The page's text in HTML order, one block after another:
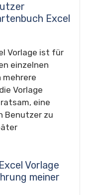
Excel
Vorlage ist für
einzelnen
mehrere
Vorlage
eine
Benutzer zu
Vorlage
meiner